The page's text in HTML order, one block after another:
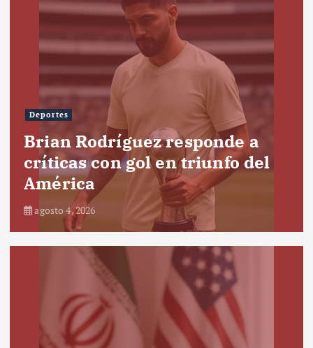
Deportes
Brian Rodríguez responde a
críticas con gol en triunfo del
América
agosto 4, 2026